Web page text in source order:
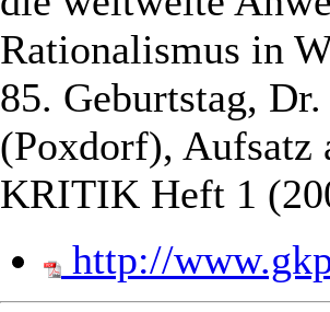
Rationalismus in
85. Geburtstag,
(Poxdorf),
KRITIK Heft 1
http://